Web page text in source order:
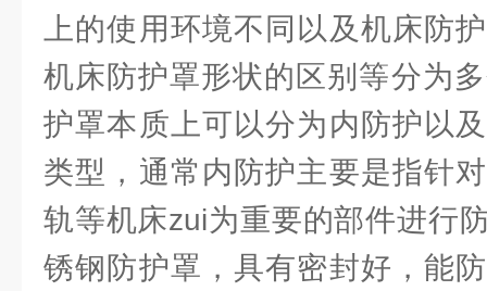
上的使用环境不同以及机床防
机床防护罩形状的区别等分为
护罩本质上可以分为内防护以
类型，通常内防护主要是指针
轨等机床zui为重要的部件进行
锈钢防护罩，具有密封好，能